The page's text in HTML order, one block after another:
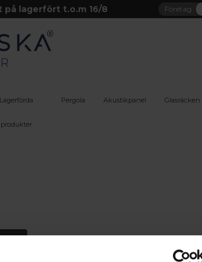
på lagerfört t.o.m 16/8 Företag
Lagerförda
produkter
Pergola Akustikpanel Glasräcken